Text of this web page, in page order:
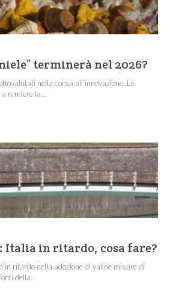
terminerà nel 2026?
nella corsa all’innovazione. Le
rendere la...
Italia in ritardo, cosa fare?
in ritardo nella adozione di valide misure di
della...